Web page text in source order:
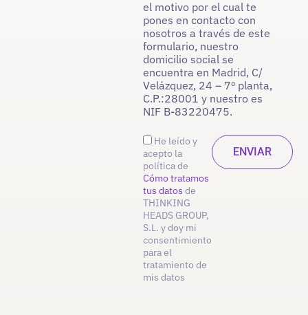
el motivo por el cual te
pones en contacto con
nosotros a través de este
formulario, nuestro
domicilio social se
encuentra en Madrid, C/
Velázquez, 24 – 7º planta,
C.P.:28001 y nuestro es
NIF B-83220475.
He leído y
acepto la
política de
Cómo tratamos
tus datos de
THINKING
HEADS GROUP,
S.L. y doy mi
consentimiento
para el
tratamiento de
mis datos